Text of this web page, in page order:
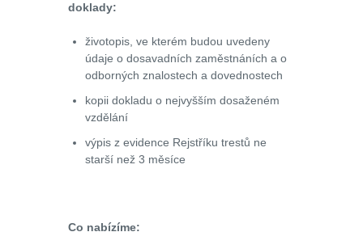
doklady:
životopis, ve kterém budou uvedeny
údaje o dosavadních zaměstnáních a o
odborných znalostech a dovednostech
kopii dokladu o nejvyšším dosaženém
vzdělání
výpis z evidence Rejstříku trestů ne
starší než 3 měsíce
Co nabízíme: